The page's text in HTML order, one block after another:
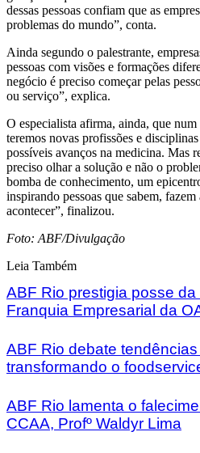
dessas pessoas confiam que as
problemas do mundo”, conta.
Ainda segundo o palestrante,
pessoas com visões e formações
negócio é preciso começar pelas
ou serviço”, explica.
O especialista afirma, ainda, que
teremos novas profissões e
possíveis avanços na medicina. Mas
preciso olhar a solução e não o
bomba de conhecimento, um
inspirando pessoas que sabem,
acontecer”, finalizou.
Foto: ABF/Divulgação
Leia Também
ABF Rio prestigia posse
Franquia Empresarial da
ABF Rio debate
transformando o
ABF Rio lamenta o
CCAA, Profº Waldyr Lima